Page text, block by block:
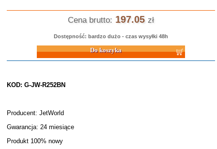
Cena brutto: 197.05 zł
Dostępność: bardzo dużo - czas wysyłki 48h
Do koszyka
KOD: G-JW-R252BN
Producent: JetWorld
Gwarancja: 24 miesiące
Produkt 100% nowy